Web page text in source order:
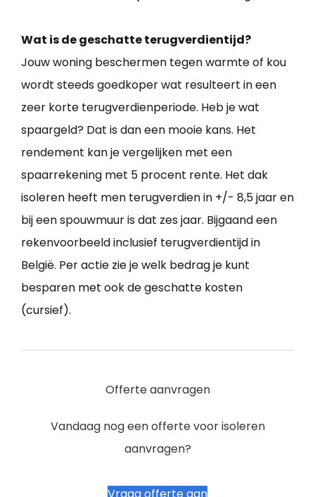
Wat is de geschatte terugverdientijd?
Jouw woning beschermen tegen warmte of kou
wordt steeds goedkoper wat resulteert in een
zeer korte terugverdienperiode. Heb je wat
spaargeld? Dat is dan een mooie kans. Het
rendement kan je vergelijken met een
spaarrekening met 5 procent rente. Het dak
isoleren heeft men terugverdien in +/- 8,5 jaar en
bij een spouwmuur is dat zes jaar. Bijgaand een
rekenvoorbeeld inclusief terugverdientijd in
België. Per actie zie je welk bedrag je kunt
besparen met ook de geschatte kosten
(cursief).
Offerte aanvragen
Vandaag nog een offerte voor isoleren
aanvragen?